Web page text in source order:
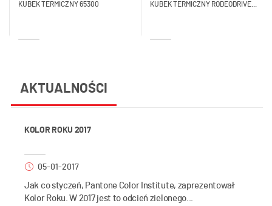
KUBEK TERMICZNY 65300 KUBEK TERMICZNY RODEODRIVE...
AKTUALNOŚCI
KOLOR ROKU 2017
05-01-2017
Jak co styczeń, Pantone Color Institute, zaprezentował
Kolor Roku. W 2017 jest to odcień zielonego...